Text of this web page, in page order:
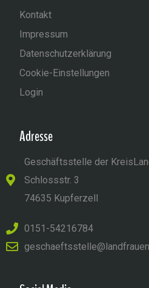
Kontakt
Impressum
Datenschutzerklärung
Cookie-Einstellungen
Login
Adresse
Geschäftsstelle der
Schlossstr. 3
74635 Kupferzell
0151-54216784